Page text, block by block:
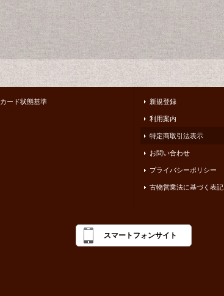
カード状態基準 新規登録
利用案内
特定商取引法表示
お問い合わせ
プライバシーポリシー
古物営業法に基づく表記
スマートフォンサイト